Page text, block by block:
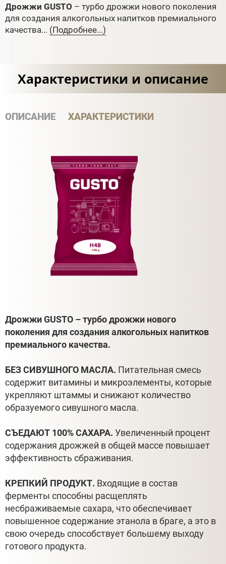
Дрожжи GUSTO – турбо дрожжи нового поколения
для создания алкогольных напитков премиального
качества... (Подробнее...)
Характеристики и описание
ОПИСАНИЕ ХАРАКТЕРИСТИКИ
Дрожжи GUSTO – турбо дрожжи нового
поколения для создания алкогольных напитков
премиального качества.
БЕЗ СИВУШНОГО МАСЛА. Питательная смесь
содержит витамины и микроэлементы, которые
укрепляют штаммы и снижают количество
образуемого сивушного масла.
СЪЕДАЮТ 100% САХАРА. Увеличенный процент
содержания дрожжей в общей массе повышает
эффективность сбраживания.
КРЕПКИЙ ПРОДУКТ. Входящие в состав
ферменты способны расщеплять
несбраживаемые сахара, что обеспечивает
повышенное содержание этанола в браге, а это в
свою очередь способствует большему выходу
готового продукта.